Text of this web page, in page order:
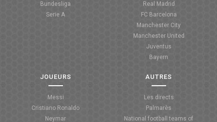
COUPE DE LA LIGUE
Bundesliga
Serie A
Real Madrid
FC Barcelona
Manchester City
Manchester United
Juventus
Bayern
JOUEURS
Messi
Cristiano Ronaldo
Neymar
AUTRES
Les directs
Palmarès
National football teams of